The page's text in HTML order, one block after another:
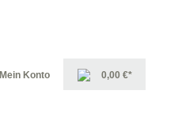
Mein Konto 0,00 €*